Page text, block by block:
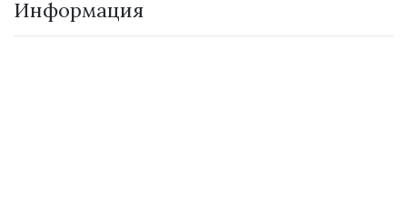
Информация